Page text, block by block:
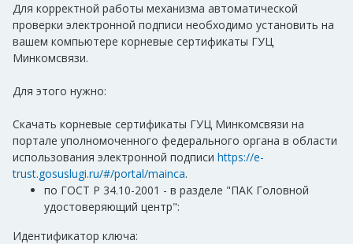
Для корректной работы механизма автоматической
проверки электронной подписи необходимо установить на
вашем компьютере корневые сертификаты ГУЦ
Минкомсвязи.
Для этого нужно:
Скачать корневые сертификаты ГУЦ Минкомсвязи на
портале уполномоченного федерального органа в области
использования электронной подписи https://e-
trust.gosuslugi.ru/#/portal/mainca.
по ГОСТ Р 34.10-2001 - в разделе "ПАК Головной
удостоверяющий центр":
Идентификатор ключа: